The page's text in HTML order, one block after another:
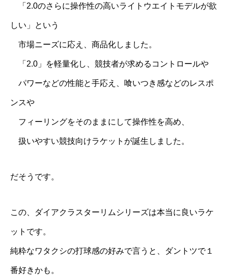
「2.0のさらに操作性の高いライトウエイトモデルが欲
しい」という
市場ニーズに応え、商品化しました。
「2.0」を軽量化し、競技者が求めるコントロールや
パワーなどの性能と手応え、喰いつき感などのレスポ
ンスや
フィーリングをそのままにして操作性を高め、
扱いやすい競技向けラケットが誕生しました。
だそうです。
この、ダイアクラスターリムシリーズは本当に良いラケ
ットです。
純粋なワタクシの打球感の好みで言うと、ダントツで１
番好きかも。